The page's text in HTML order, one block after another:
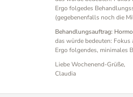
Ergo folgedes
(gegebenenfalls noch die
Behandlungsauftrag:
das würde bedeuten:
Ergo folgendes, minimales
Liebe Wochenend-Grüße,
Claudia